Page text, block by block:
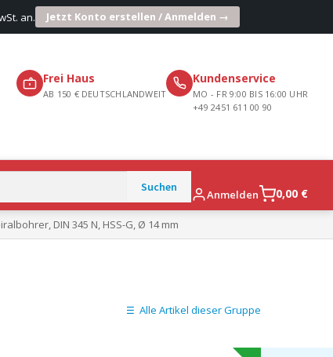
an. Jetzt Konto erstellen / Anmelden →
Frei Haus
AB 150 € DEUTSCHLANDWEIT
Kundenservice
MO - FR 9:00 BIS 16:00 UHR
+49 2451 611 00 90
Anmelden 0,00 €
DIN 345 N, HSS-G, Ø 14 mm
Alle Artikel dieser Gruppe